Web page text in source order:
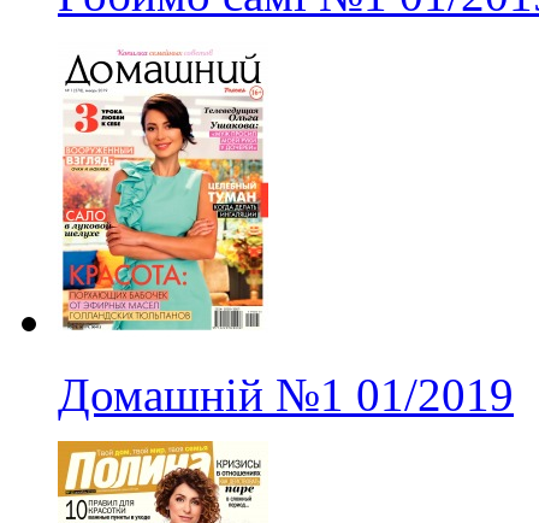
Домашній №1 01/2019